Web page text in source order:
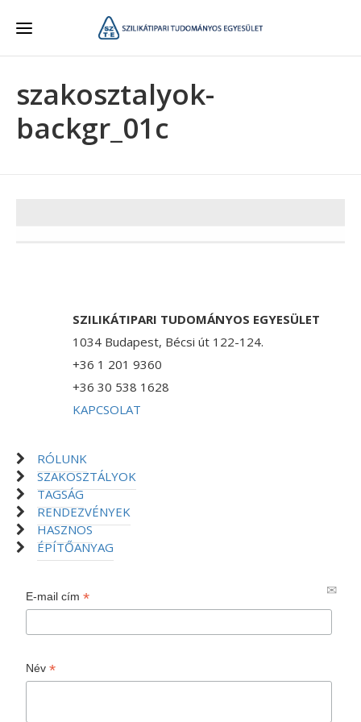
szakosztalyok-
backgr_01c
SZILIKÁTIPARI TUDOMÁNYOS EGYESÜLET
1034 Budapest, Bécsi út 122-124.
+36 1 201 9360
+36 30 538 1628
KAPCSOLAT
RÓLUNK
SZAKOSZTÁLYOK
TAGSÁG
RENDEZVÉNYEK
HASZNOS
ÉPÍTŐANYAG
E-mail cím*
Név*